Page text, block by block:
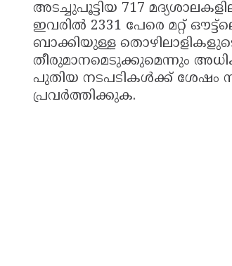
അടച്ചുപൂട്ടിയ 717
ഇവരിൽ 2331 പേരെ മറ്റ്
ബാക്കിയുള്ള
തീരുമാനമെടുക്കുമെന്നും
പുതിയ നടപടികൾക്ക് ശേഷം
പ്രവർത്തിക്കുക.